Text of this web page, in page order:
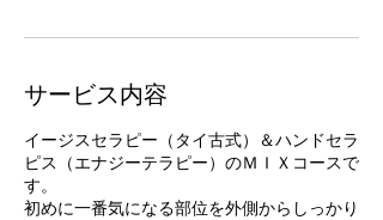
サービス内容
イージスセラピー（タイ古式）＆ハンドセラ
ピス（エナジーテラピー）のＭＩＸコースで
す。
初めに一番気になる部位を外側からしっかり